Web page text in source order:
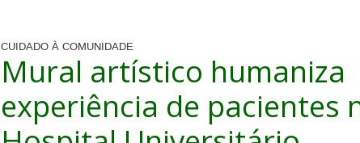
CUIDADO À COMUNIDADE
Mural artístico humaniza
experiência de pacientes